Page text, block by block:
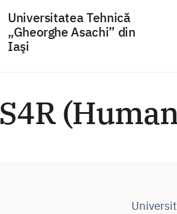
Universitatea Tehnică
„Gheorghe Asachi” din
Iaşi